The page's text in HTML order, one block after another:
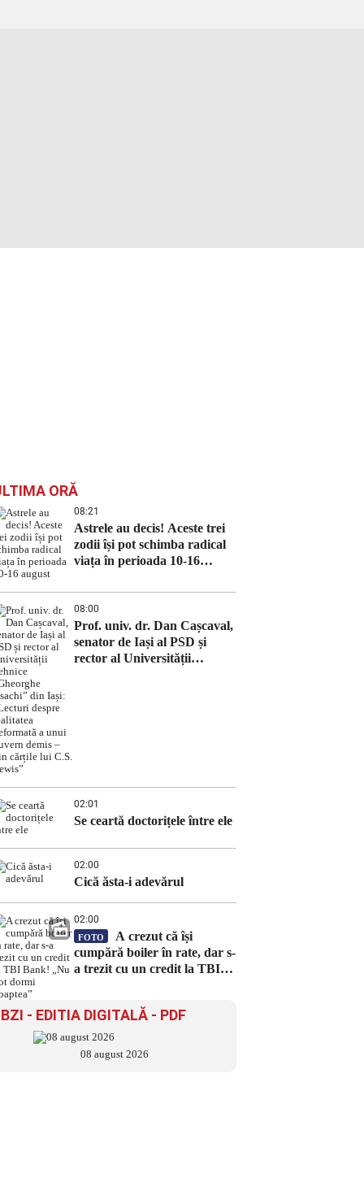
ORĂ
08:21
Astrele au decis! Aceste trei
zodii își pot schimba radical
viața în perioada 10-16
08:00
Prof. univ. dr. Dan Cașcaval,
senator de Iași al PSD și
rector al Universității
02:01
Se ceartă doctorițele între ele
02:00
Cică ăsta-i adevărul
02:00
FOTO
A crezut că își
cumpără boiler în rate, dar s-
a trezit cu un credit la TBI
BZI - EDITIA DIGITALĂ - PDF
08 august 2026